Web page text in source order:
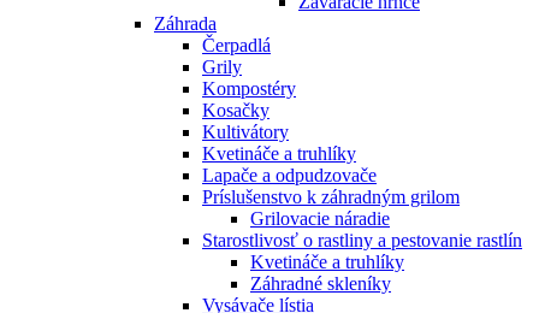
Záhrada
Čerpadlá
Grily
Kompostéry
Kosačky
Kultivátory
Kvetináče a truhlíky
Lapače a odpudzovače
Príslušenstvo k záhradným grilom
Grilovacie náradie
Starostlivosť o rastliny a pestovanie rastlín
Kvetináče a truhlíky
Záhradné skleníky
Vysávače lístia